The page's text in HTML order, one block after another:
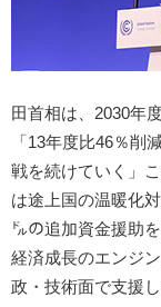
田首相は、2030年
「13年度比46％削
戦を続けていく」
は途上国の温暖化
㌦の追加資金援助
経済成長のエンジ
政・技術面で支援